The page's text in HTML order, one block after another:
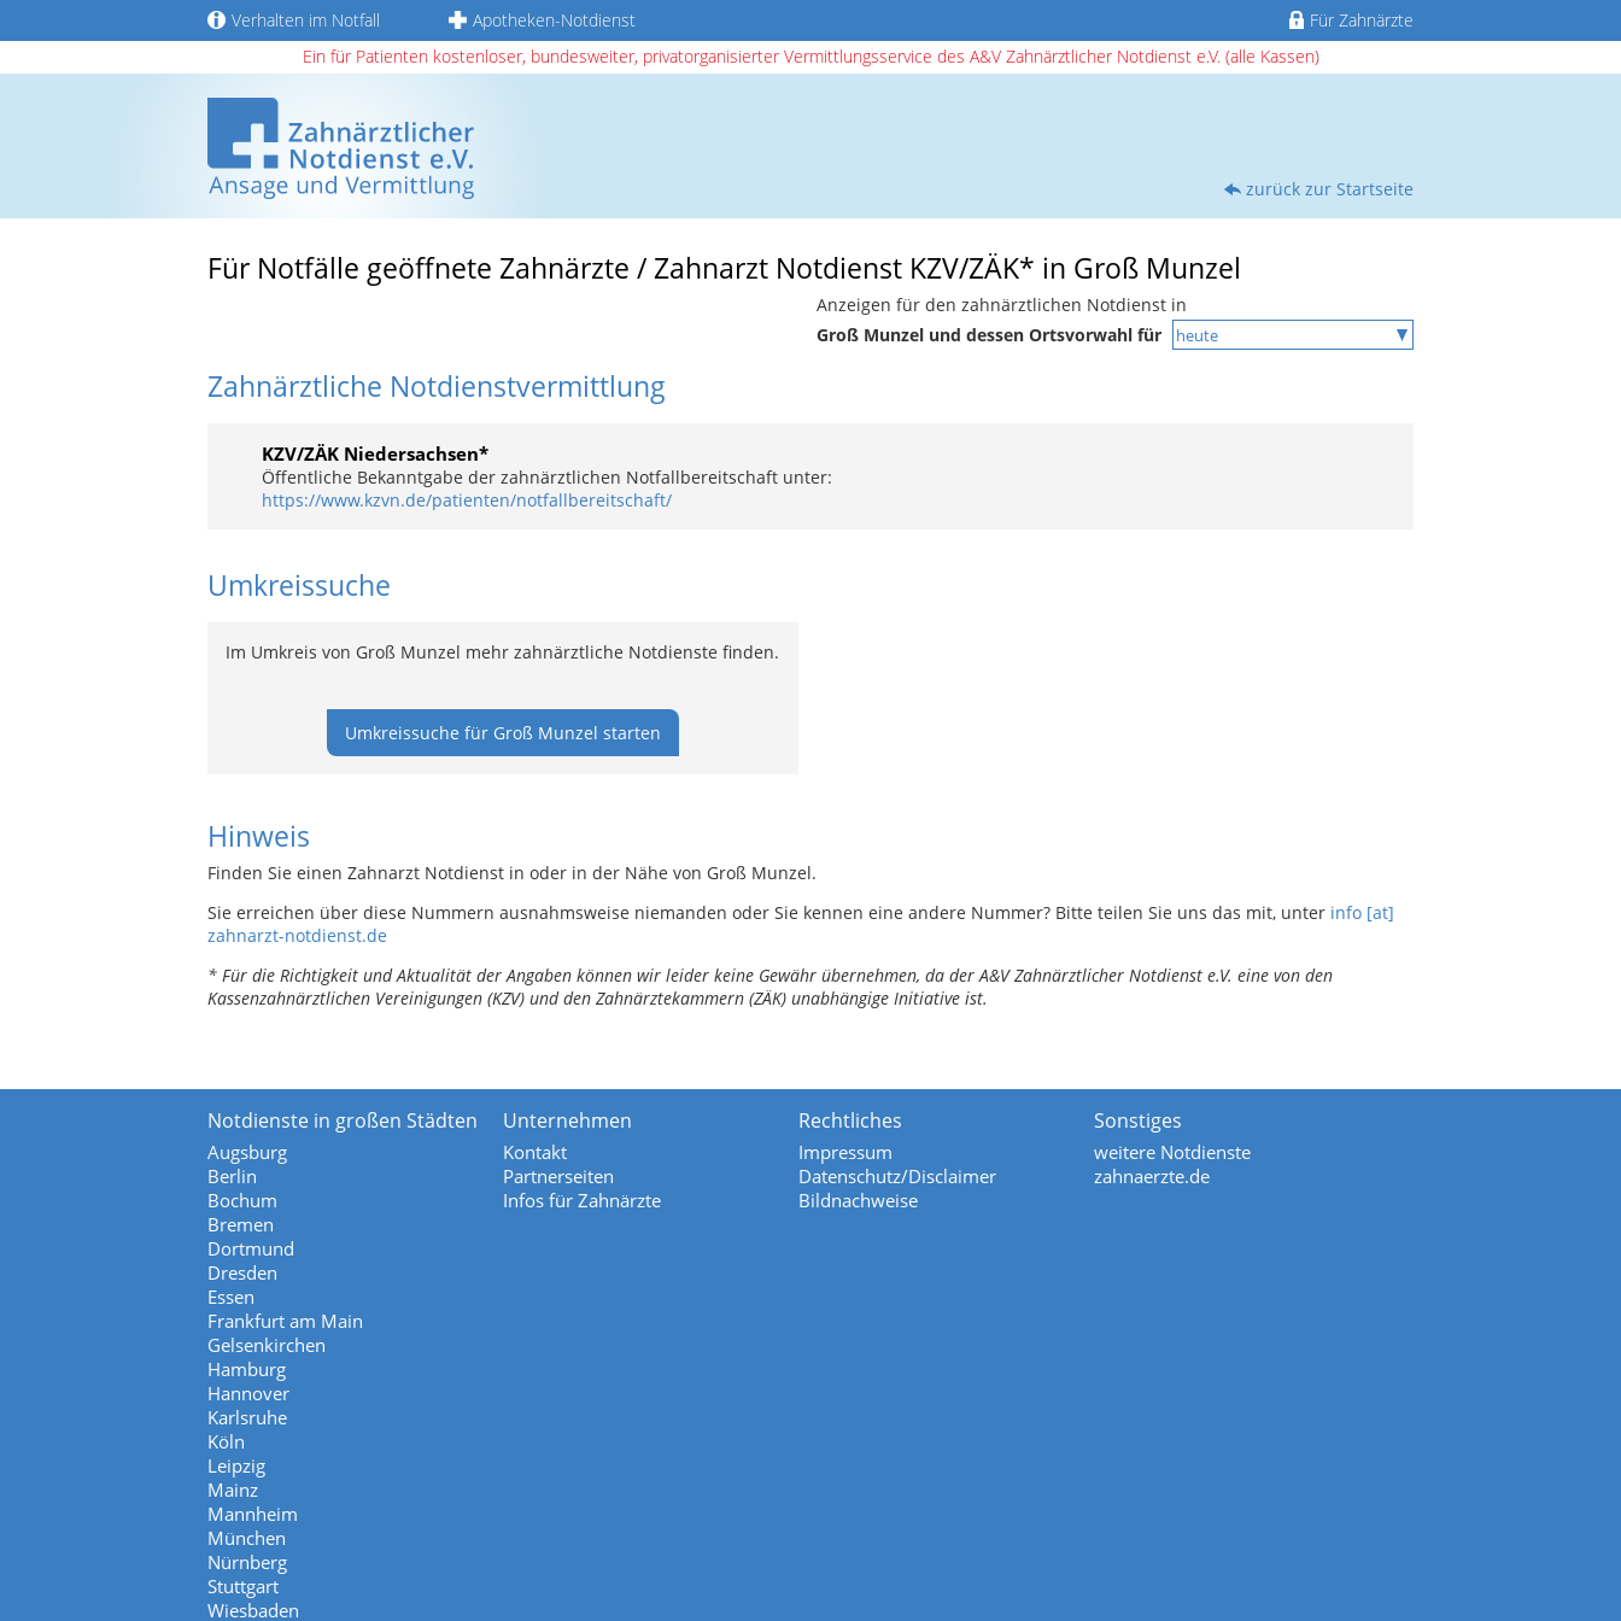
Verhalten im Notfall Apotheken-Notdienst
Für Zahnärzte
Ein für Patienten kostenloser, bundesweiter, privatorganisierter Vermittlungsservice des A&V Zahnärztlicher Notdienst e.V. (alle Kassen)
zurück zur Startseite
Für Notfälle geöffnete Zahnärzte / Zahnarzt Notdienst KZV/ZÄK* in Groß Munzel
Anzeigen für den zahnärztlichen Notdienst in
Groß Munzel und dessen Ortsvorwahl für
Zahnärztliche Notdienstvermittlung
KZV/ZÄK Niedersachsen*
Öffentliche Bekanntgabe der zahnärztlichen Notfallbereitschaft unter:
https://www.kzvn.de/patienten/notfallbereitschaft/
Umkreissuche
Im Umkreis von Groß Munzel mehr zahnärztliche Notdienste finden.
Umkreissuche für Groß Munzel starten
Hinweis
Finden Sie einen Zahnarzt Notdienst in oder in der Nähe von Groß Munzel.
Sie erreichen über diese Nummern ausnahmsweise niemanden oder Sie kennen eine andere Nummer? Bitte teilen Sie uns das mit, unter info [at]
zahnarzt-notdienst.de
* Für die Richtigkeit und Aktualität der Angaben können wir leider keine Gewähr übernehmen, da der A&V Zahnärztlicher Notdienst e.V. eine von den
Kassenzahnärztlichen Vereinigungen (KZV) und den Zahnärztekammern (ZÄK) unabhängige Initiative ist.
Notdienste in großen Städten
Augsburg
Berlin
Bochum
Bremen
Dortmund
Dresden
Essen
Frankfurt am Main
Gelsenkirchen
Hamburg
Hannover
Karlsruhe
Köln
Leipzig
Mainz
Mannheim
München
Nürnberg
Stuttgart
Wiesbaden
Unternehmen
Kontakt
Partnerseiten
Infos für Zahnärzte
Rechtliches
Impressum
Datenschutz/Disclaimer
Bildnachweise
Sonstiges
weitere Notdienste
zahnaerzte.de